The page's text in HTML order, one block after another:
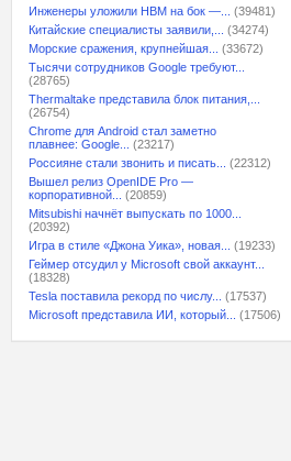
Инженеры уложили HBM на бок —...
(39481)
Китайские специалисты заявили,...
(34274)
Морские сражения, крупнейшая...
(33672)
Тысячи сотрудников Google требуют...
(28765)
Thermaltake представила блок питания,...
(26754)
Chrome для Android стал заметно
плавнее: Google...
(23217)
Россияне стали звонить и писать...
(22312)
Вышел релиз OpenIDE Pro —
корпоративной...
(20859)
Mitsubishi начнёт выпускать по 1000...
(20392)
Игра в стиле «Джона Уика», новая...
(19233)
Геймер отсудил у Microsoft свой аккаунт...
(18328)
Tesla поставила рекорд по числу...
(17537)
Microsoft представила ИИ, который...
(17506)